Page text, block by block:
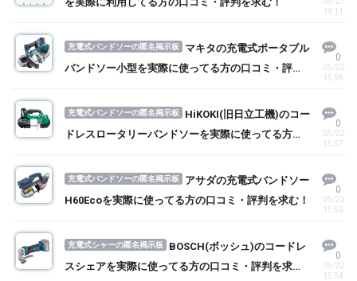
19:11
充電式バンドソーの匿名掲示板
マキタの充電式ポータブル
バンドソー小型を実際に使ってる方の口コミ・評判
0
05/22
15:58
充電式バンドソーの匿名掲示板
HiKOKI(旧日立工機)のコー
ドレスロータリーバンドソーを実際に使ってる方の
0
05/22
15:57
充電式バンドソーの匿名掲示板
アサダの充電式バンドソー
H60Ecoを実際に使ってる方の口コミ・評判を求む！
0
05/22
15:56
充電式シャーの匿名掲示板
BOSCH(ボッシュ)のコードレ
スシェアを実際に使ってる方の口コミ・評判を求
0
05/22
15:54